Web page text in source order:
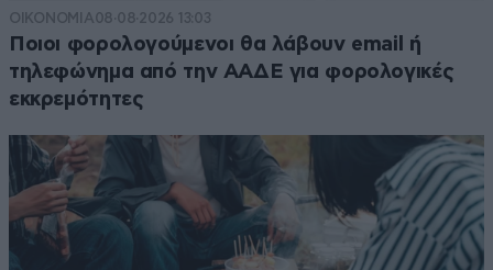
ΟΙΚΟΝΟΜΙΑ08·08·2026 13:03
Ποιοι φορολογούμενοι θα λάβουν email ή
τηλεφώνημα από την ΑΑΔΕ για φορολογικές
εκκρεμότητες